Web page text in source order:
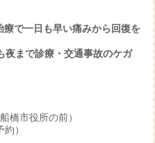
療で一日も早い痛みから回復を
夜まで診療・交通事故のケガ
橋市役所の前）
）